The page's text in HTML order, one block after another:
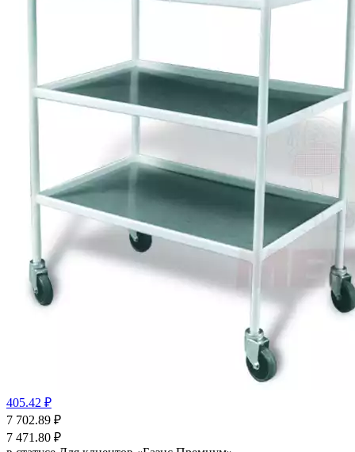
405.42 ₽
7 702.89 ₽
7 471.80 ₽